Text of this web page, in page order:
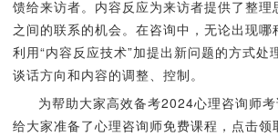
馈给来访者。内容反应为来访者提供了整理
之间的联系的机会。在咨询中，无论出现
利用“内容反应技术”加提出新问题的方式处
谈话方向和内容的调整、控制。
为帮助大家高效备考2024心理咨询师
给大家准备了心理咨询师免费课程，点击